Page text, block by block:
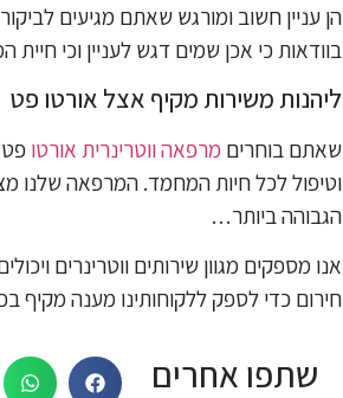
הן עניין חשוב ומורגש שאתם מגיעים
בוודאות כי אכן שמים דגש לעניין וכי
ליהנות משירות מקיף אצל אורטו פט
שאתם בוחרים מרפאה ווטרינרית אורטו פט
וטיפול לכל חיות המחמד. המרפאה שלנו
הגבוהה ביותר…
אנו מספקים מגוון שירותים ווטרינרים
חירום כדי לספק ללקוחותינו מענה מקיף
שתפו אחרים